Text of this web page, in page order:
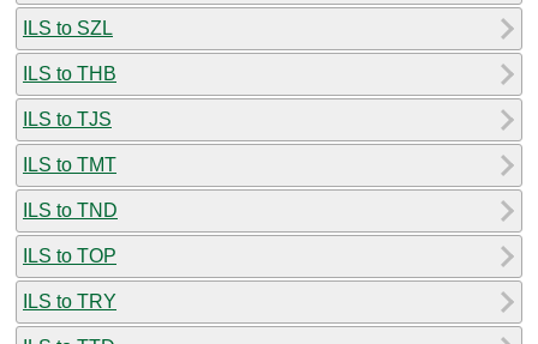
ILS to SZL
ILS to THB
ILS to TJS
ILS to TMT
ILS to TND
ILS to TOP
ILS to TRY